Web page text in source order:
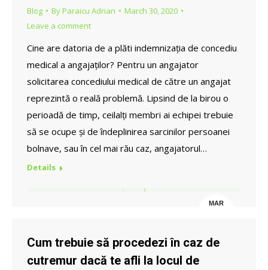
Blog ByParaicu Adrian
March 30, 2020
Leave a comment
Cine are datoria de a plăti indemnizația de concediu
medical a angajaților? Pentru un angajator
solicitarea concediului medical de către un angajat
reprezintă o reală problemă. Lipsind de la birou o
perioadă de timp, ceilalți membri ai echipei trebuie
să se ocupe și de îndeplinirea sarcinilor persoanei
bolnave, sau în cel mai rău caz, angajatorul…
Details
MAR
Cum trebuie să procedezi în caz de
cutremur dacă te afli la locul de